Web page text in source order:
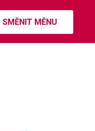
SMĚNIT MĚNU